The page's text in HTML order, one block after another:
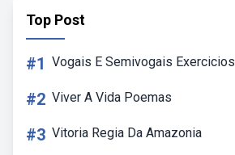
Top Post
#1 Vogais E Semivogais Exercicios
#2 Viver A Vida Poemas
#3 Vitoria Regia Da Amazonia